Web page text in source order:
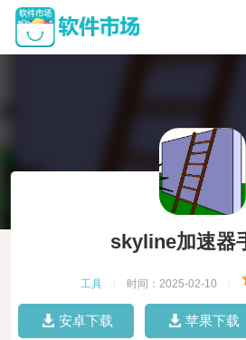
skyline加速器
工具 时间：2025-02-10
安卓下载 苹果下载